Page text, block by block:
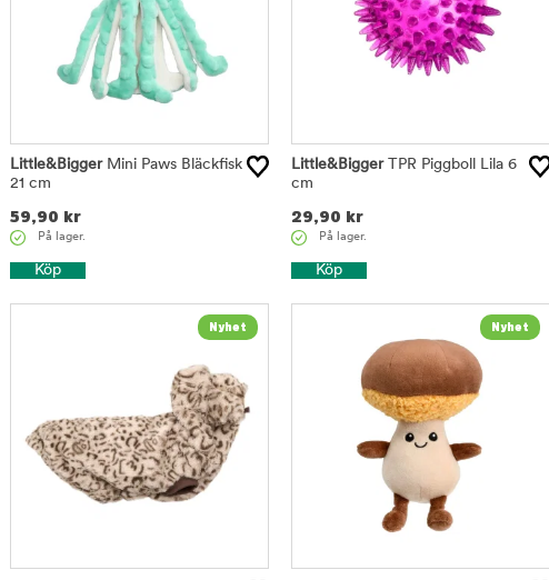
Little&BiggerMini Paws Bläckfisk
21 cm
59,90 kr
På lager.
Köp
Little&BiggerTPR Piggboll Lila 6
cm
29,90 kr
På lager.
Köp